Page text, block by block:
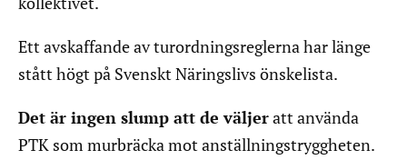
Ett avskaffande av turordningsreglerna har länge
stått högt på Svenskt Näringslivs önskelista.
Det är ingen slump att de väljeratt använda
PTK som murbräcka mot anställningstryggheten.